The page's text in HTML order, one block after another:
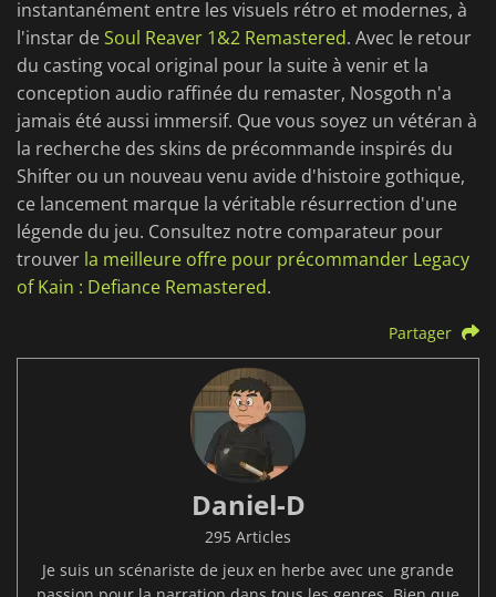
instantanément entre les visuels rétro et modernes, à
l'instar deSoul Reaver 1&2 Remastered. Avec le retour
du casting vocal original pour la suite à venir et la
conception audio raffinée du remaster, Nosgoth n'a
jamais été aussi immersif. Que vous soyez un vétéran à
la recherche des skins de précommande inspirés du
Shifter ou un nouveau venu avide d'histoire gothique,
ce lancement marque la véritable résurrection d'une
légende du jeu. Consultez notre comparateur pour
trouver la meilleure offre pour précommander Legacy
of Kain : Defiance Remastered.
Partager
Daniel-D
295 Articles
Je suis un scénariste de jeux en herbe avec une grande